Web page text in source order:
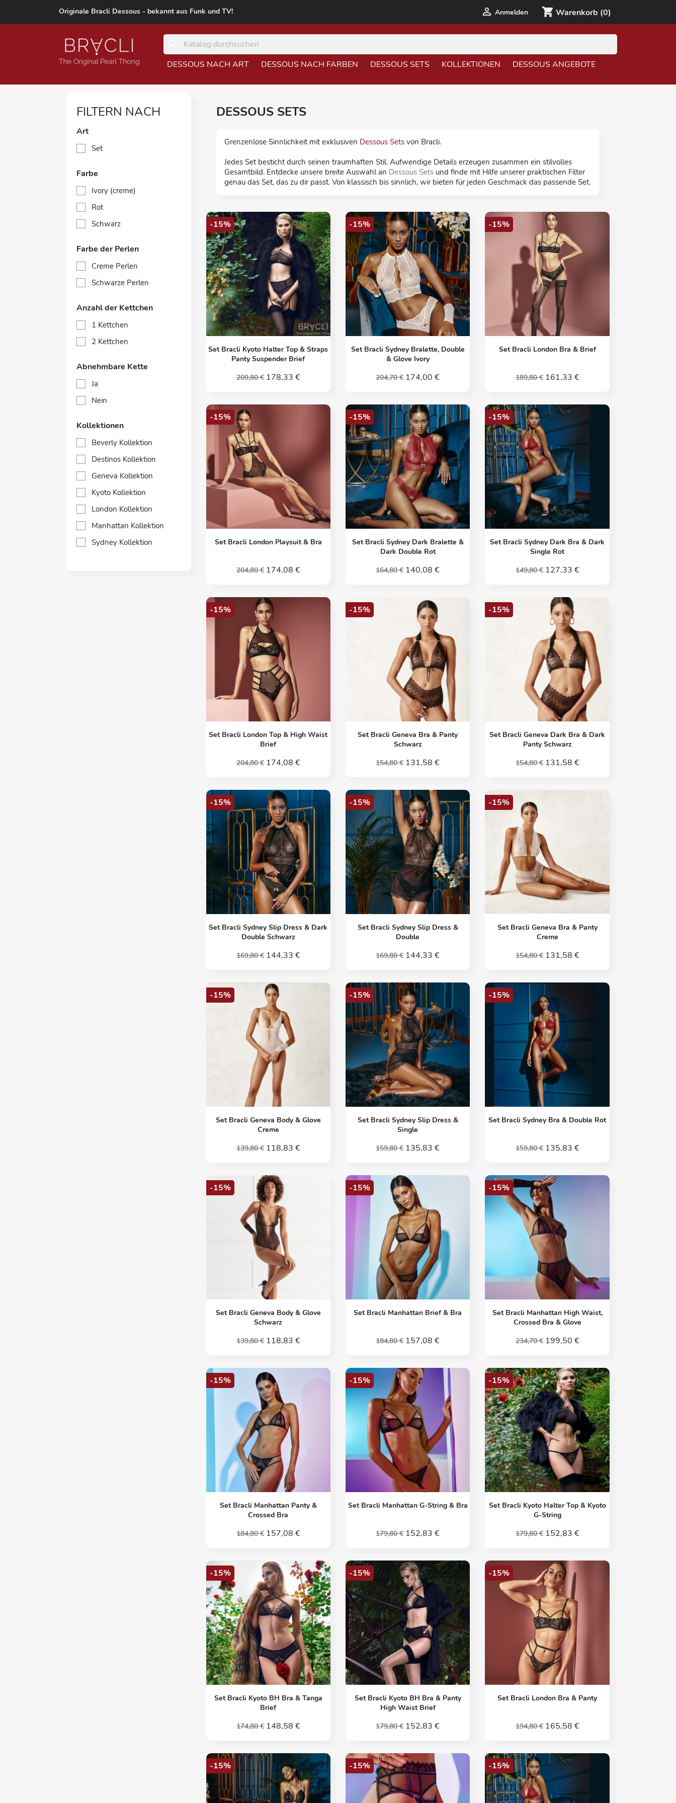
Originale Bracli Dessous - bekannt aus Funk und TV!  Anmelden shopping_cart Warenkorb (0)
DESSOUS NACH ART DESSOUS NACH FARBEN DESSOUS SETS KOLLEKTIONEN DESSOUS ANGEBOTE
FILTERN NACH
Art
Set
Farbe
Ivory (creme)
Rot
Schwarz
Farbe der Perlen
Creme Perlen
Schwarze Perlen
Anzahl der Kettchen
1 Kettchen
2 Kettchen
Abnehmbare Kette
Ja
Nein
Kollektionen
Beverly Kollektion
Destinos Kollektion
Geneva Kollektion
Kyoto Kollektion
London Kollektion
Manhattan Kollektion
Sydney Kollektion
DESSOUS SETS
Grenzenlose Sinnlichkeit mit exklusiven Dessous Setsvon Bracli.
Jedes Set besticht durch seinen traumhaften Stil. Aufwendige Details erzeugen zusammen ein stilvolles
Gesamtbild. Entdecke unsere breite Auswahl an Dessous Setsund finde mit Hilfe unserer praktischen Filter
genau das Set, das zu dir passt. Von klassisch bis sinnlich, wir bieten für jeden Geschmack das passende Set.
Vorschau
Set Bracli Kyoto Halter Top & Straps
Panty Suspender Brief
209,80 € 178,33 €
-15%
Vorschau
Set Bracli Sydney Bralette, Double
& Glove Ivory
204,70 € 174,00 €
-15%
 Vorschau
Set Bracli London Bra & Brief
189,80 € 161,33 €
-15%
Vorschau
Set Bracli London Playsuit & Bra
204,80 € 174,08 €
-15%
Vorschau
Set Bracli Sydney Dark Bralette &
Dark Double Rot
164,80 € 140,08 €
-15%
Vorschau
Set Bracli Sydney Dark Bra & Dark
Single Rot
149,80 € 127,33 €
-15%
Vorschau
Set Bracli London Top & High Waist
Brief
204,80 € 174,08 €
-15%
Vorschau
Set Bracli Geneva Bra & Panty
Schwarz
154,80 € 131,58 €
-15%
Vorschau
Set Bracli Geneva Dark Bra & Dark
Panty Schwarz
154,80 € 131,58 €
-15%
Vorschau
Set Bracli Sydney Slip Dress & Dark
Double Schwarz
169,80 € 144,33 €
-15%
Vorschau
Set Bracli Sydney Slip Dress &
Double
169,80 € 144,33 €
-15%
Vorschau
Set Bracli Geneva Bra & Panty
Creme
154,80 € 131,58 €
-15%
Vorschau
Set Bracli Geneva Body & Glove
Creme
139,80 € 118,83 €
-15%
Vorschau
Set Bracli Sydney Slip Dress &
Single
159,80 € 135,83 €
-15%
Vorschau
Set Bracli Sydney Bra & Double Rot
159,80 € 135,83 €
-15%
Vorschau
Set Bracli Geneva Body & Glove
Schwarz
139,80 € 118,83 €
-15%
Vorschau
Set Bracli Manhattan Brief & Bra
184,80 € 157,08 €
-15%
Vorschau
Set Bracli Manhattan High Waist,
Crossed Bra & Glove
234,70 € 199,50 €
-15%
Vorschau
Set Bracli Manhattan Panty &
Crossed Bra
184,80 € 157,08 €
-15%
Vorschau
Set Bracli Manhattan G-String & Bra
179,80 € 152,83 €
-15%
Vorschau
Set Bracli Kyoto Halter Top & Kyoto
G-String
179,80 € 152,83 €
-15%
Vorschau
Set Bracli Kyoto BH Bra & Tanga
Brief
174,80 € 148,58 €
-15%
Vorschau
Set Bracli Kyoto BH Bra & Panty
High Waist Brief
179,80 € 152,83 €
-15%
Vorschau
Set Bracli London Bra & Panty
194,80 € 165,58 €
-15%
-15% -15% -15%